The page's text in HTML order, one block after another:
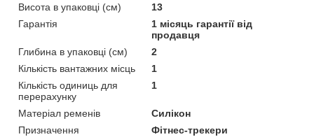
Висота в упаковці (см)
13
Гарантія
1 місяць гарантії від
продавця
Глибина в упаковці (см)
2
Кількість вантажних місць
1
Кількість одиниць для
перерахунку
1
Матеріал ременів
Силікон
Призначення
Фітнес-трекери